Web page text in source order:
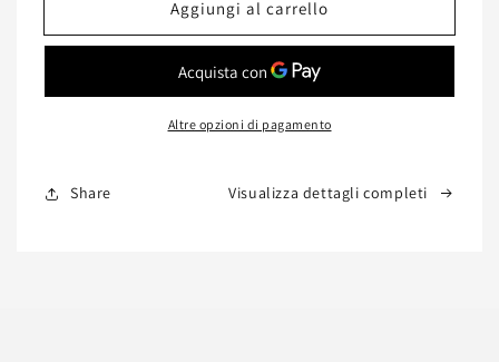
Basso
Tavolino
Basso
con
Nero
Aggiungi al carrello
Altre opzioni di pagamento
Share Visualizza dettagli completi